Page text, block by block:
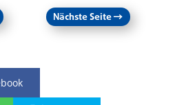
Nächste Seite→